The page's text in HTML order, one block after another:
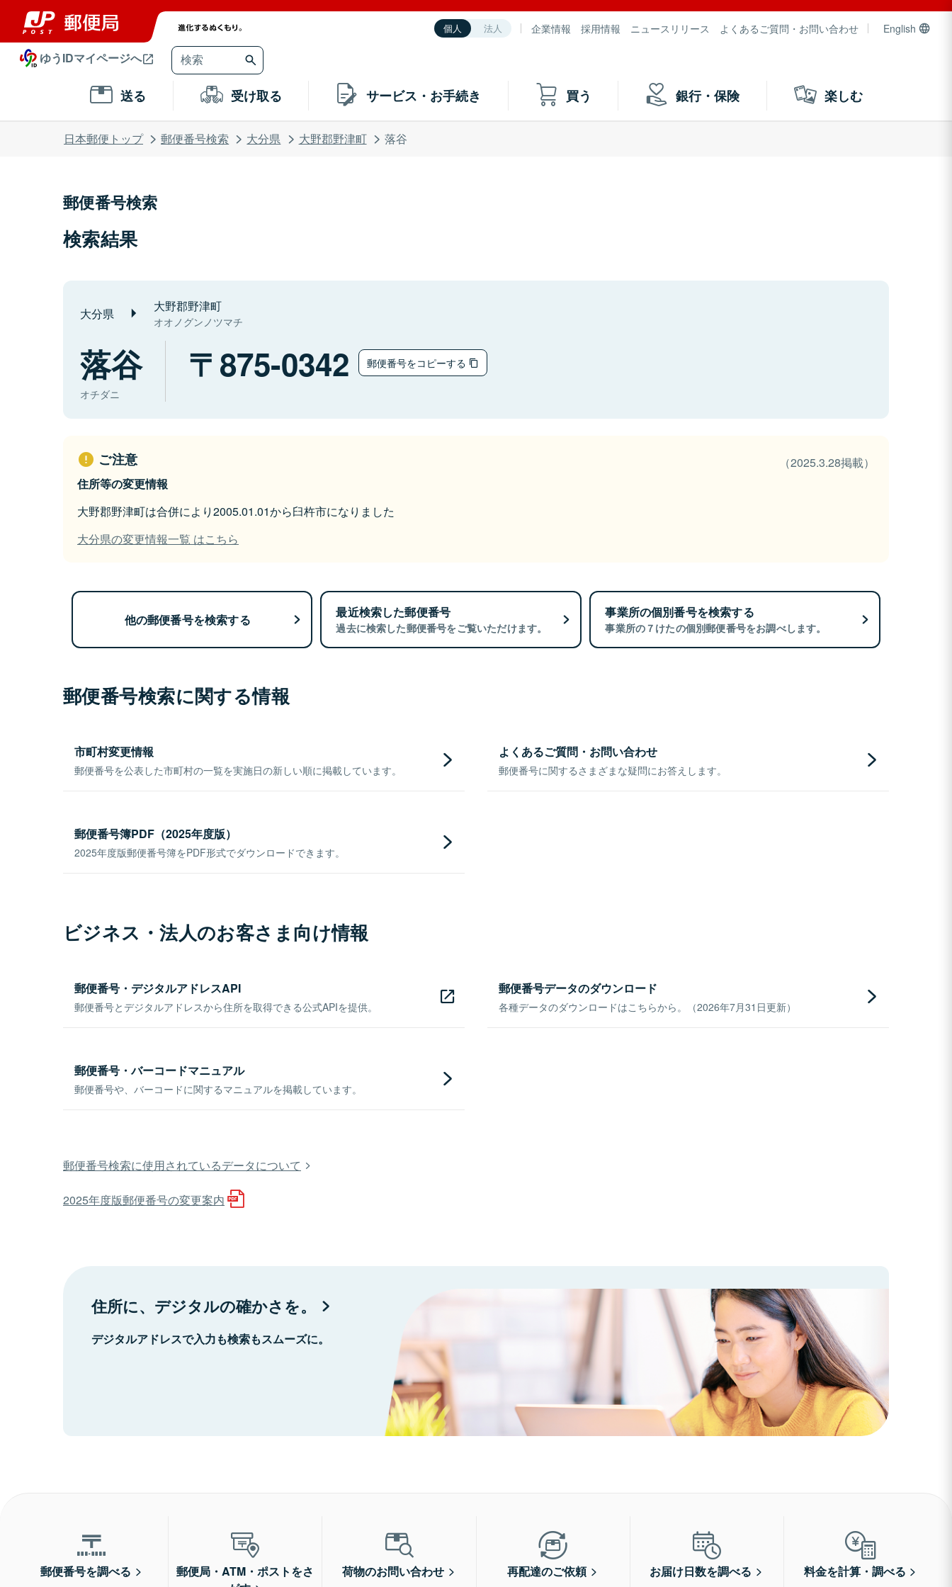
個人 法人 企業情報 採用情報 ニュースリリース よくあるご質問・お問い合わせ English
ゆうIDマイページへ
送る 受け取る サービス・お手続き 買う 銀行・保険 楽しむ
日本郵便トップ 郵便番号検索 大分県 大野郡野津町 落谷
郵便番号検索
検索結果
大分県 大野郡野津町
オオノグンノツマチ
落谷
オチダニ
875-0342 郵便番号をコピーする
ご注意
（2025.3.28掲載）
住所等の変更情報
大野郡野津町は合併により2005.01.01から臼杵市になりました
大分県の変更情報一覧 はこちら
他の郵便番号を検索する 最近検索した郵便番号
過去に検索した郵便番号をご覧いただけます。
事業所の個別番号を検索する
事業所の７けたの個別郵便番号をお調べします。
郵便番号検索に関する情報
市町村変更情報
郵便番号を公表した市町村の一覧を実施日の新しい順に掲載しています。
よくあるご質問・お問い合わせ
郵便番号に関するさまざまな疑問にお答えします。
郵便番号簿PDF（2025年度版）
2025年度版郵便番号簿をPDF形式でダウンロードできます。
ビジネス・法人のお客さま向け情報
郵便番号・デジタルアドレスAPI
郵便番号とデジタルアドレスから住所を取得できる公式APIを提供。
郵便番号データのダウンロード
各種データのダウンロードはこちらから。（2026年7月31日更新）
郵便番号・バーコードマニュアル
郵便番号や、バーコードに関するマニュアルを掲載しています。
郵便番号検索に使用されているデータについて
2025年度版郵便番号の変更案内
住所に、デジタルの確かさを。
デジタルアドレスで入力も検索もスムーズに。
郵便番号を調べる
郵便局・ATM・ポストをさ
荷物のお問い合わせ 再配達のご依頼 お届け日数を調べる 料金を計算・調べる